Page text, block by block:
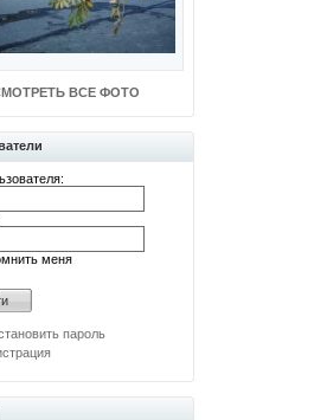
ВСЕ ФОТО
меня
пароль